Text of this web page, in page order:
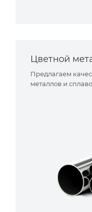
Цветной
Предлагаем
металлов и